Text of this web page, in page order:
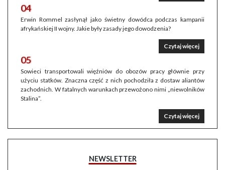
04
Erwin Rommel zasłynął jako świetny dowódca podczas kampanii
afrykańskiej II wojny. Jakie były zasady jego dowodzenia?
Czytaj więcej
05
Sowieci transportowali więźniów do obozów pracy głównie przy
użyciu statków. Znaczna część z nich pochodziła z dostaw aliantów
zachodnich. W fatalnych warunkach przewożono nimi „niewolników
Stalina”.
Czytaj więcej
NEWSLETTER